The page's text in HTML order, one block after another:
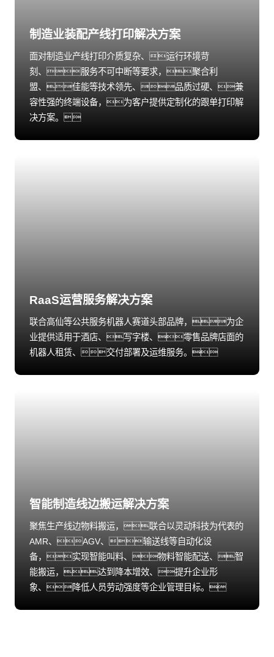
制造业装配产线打印解决方案
面对制造业产线打印介质复杂、运行环境苛
刻、服务不可中断等要求，聚合利
盟、佳能等技术领先、品质过硬、兼
容性强的终端设备，为客户提供定制化的跟单打印解
决方案。
RaaS运营服务解决方案
联合高仙等公共服务机器人赛道头部品牌，为企
业提供适用于酒店、写字楼、零售品牌店面的
机器人租赁、交付部署及运维服务。
智能制造线边搬运解决方案
聚焦生产线边物料搬运，联合以灵动科技为代表的
AMR、AGV、输送线等自动化设
备，实现智能叫料、物料智能配送、智
能搬运，达到降本增效、提升企业形
象、降低人员劳动强度等企业管理目标。